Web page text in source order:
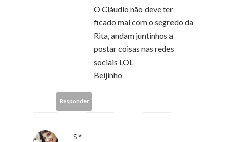
O Cláudio não deve ter
ficado mal com o segredo da
Rita, andam juntinhos a
postar coisas nas redes
sociais LOL
Beijinho
Responder
S*